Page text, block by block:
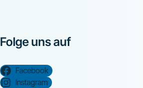
Folge uns auf
Facebook
Instagram